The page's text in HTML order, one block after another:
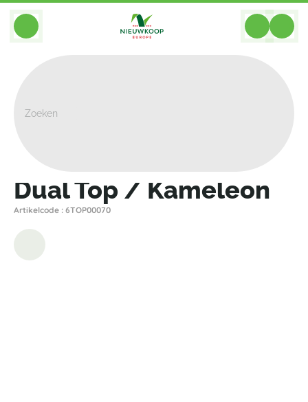
BACK
Dual Top / Kameleon
Artikelcode : 6TOP00070